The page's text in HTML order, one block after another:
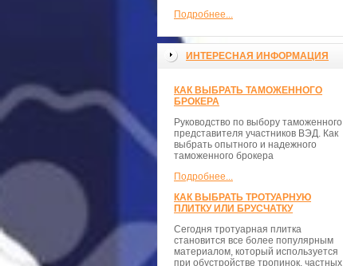
Подробнее...
ИНТЕРЕСНАЯ ИНФОРМАЦИЯ
КАК ВЫБРАТЬ ТАМОЖЕННОГО
БРОКЕРА
Руководство по выбору таможенного
представителя участников ВЭД. Как
выбрать опытного и надежного
таможенного брокера
Подробнее...
КАК ВЫБРАТЬ ТРОТУАРНУЮ
ПЛИТКУ ИЛИ БРУСЧАТКУ
Сегодня тротуарная плитка
становится все более популярным
материалом, который используется
при обустройстве тропинок, частных